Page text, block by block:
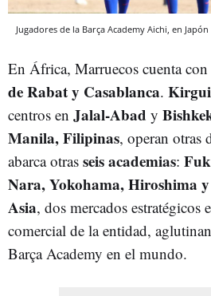
Jugadores de la Barça Academy Aichi, en Japón
En África, Marruecos cuenta con
de Rabat y Casablanca.
centros en Jalal-Abad y
Manila, Filipinas, operan otras
abarca otras seis academias:
Nara, Yokohama, Hiroshima
Asia, dos mercados estratégicos
comercial de la entidad,
Barça Academy en el mundo.